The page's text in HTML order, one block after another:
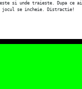
si unde traieste. Dupa ce
jocul se incheie. Distractie!